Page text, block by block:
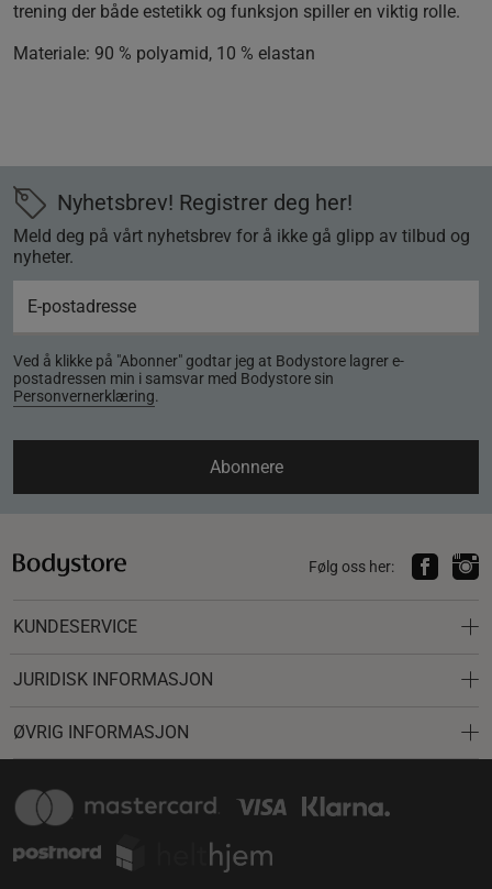
trening der både estetikk og funksjon spiller en viktig rolle.
Materiale: 90 % polyamid, 10 % elastan
Nyhetsbrev! Registrer deg her!
Meld deg på vårt nyhetsbrev for å ikke gå glipp av tilbud og
nyheter.
Ved å klikke på "Abonner" godtar jeg at Bodystore lagrer e-
postadressen min i samsvar med Bodystore sin
Personvernerklæring.
Abonnere
Følg oss her:
KUNDESERVICE
JURIDISK INFORMASJON
ØVRIG INFORMASJON